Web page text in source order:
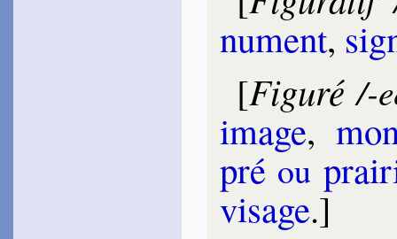
nu­ment,
[Figuré /-
image,
préou
vi­sage.]